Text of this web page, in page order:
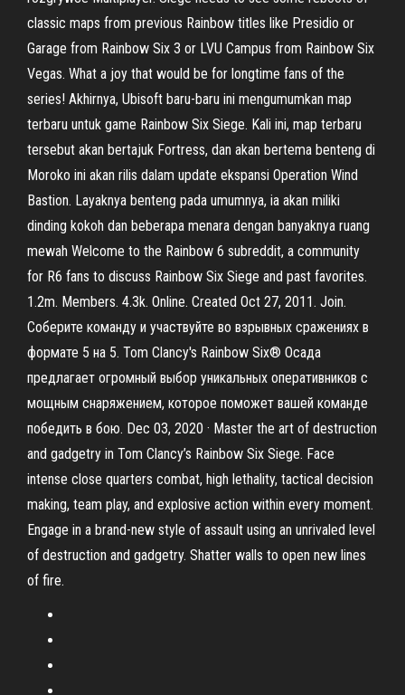
classic maps from previous Rainbow titles like Presidio or
Garage from Rainbow Six 3 or LVU Campus from Rainbow Six
Vegas. What a joy that would be for longtime fans of the
series! Akhirnya, Ubisoft baru-baru ini mengumumkan map
terbaru untuk game Rainbow Six Siege. Kali ini, map terbaru
tersebut akan bertajuk Fortress, dan akan bertema benteng di
Moroko ini akan rilis dalam update ekspansi Operation Wind
Bastion. Layaknya benteng pada umumnya, ia akan miliki
dinding kokoh dan beberapa menara dengan banyaknya ruang
mewah Welcome to the Rainbow 6 subreddit, a community
for R6 fans to discuss Rainbow Six Siege and past favorites.
1.2m. Members. 4.3k. Online. Created Oct 27, 2011. Join.
Соберите команду и участвуйте во взрывных сражениях в
формате 5 на 5. Tom Clancy's Rainbow Six® Осада
предлагает огромный выбор уникальных оперативников с
мощным снаряжением, которое поможет вашей команде
победить в бою. Dec 03, 2020 · Master the art of destruction
and gadgetry in Tom Clancy’s Rainbow Six Siege. Face
intense close quarters combat, high lethality, tactical decision
making, team play, and explosive action within every moment.
Engage in a brand-new style of assault using an unrivaled level
of destruction and gadgetry. Shatter walls to open new lines
of fire.